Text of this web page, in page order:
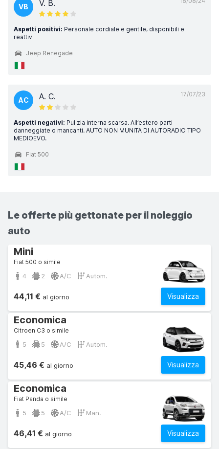
VB V. B.
Aspetti positivi: Personale cordiale e gentile, disponibili e
reattivi
Jeep Renegade
17/07/23
AC A. C.
Aspetti negativi: Pulizia interna scarsa. All’estero parti
danneggiate o mancanti. AUTO NON MUNITA DI AUTORADIO TIPO
MEDIOEVO.
Fiat 500
Le offerte più gettonate per il noleggio
auto
Mini
Fiat 500 o simile
4 2 A/C Autom.
Visualizza
44,11 € al giorno
Economica
Citroen C3 o simile
5 5 A/C Autom.
Visualizza
45,46 € al giorno
Economica
Fiat Panda o simile
5 5 A/C Man.
Visualizza
46,41 € al giorno